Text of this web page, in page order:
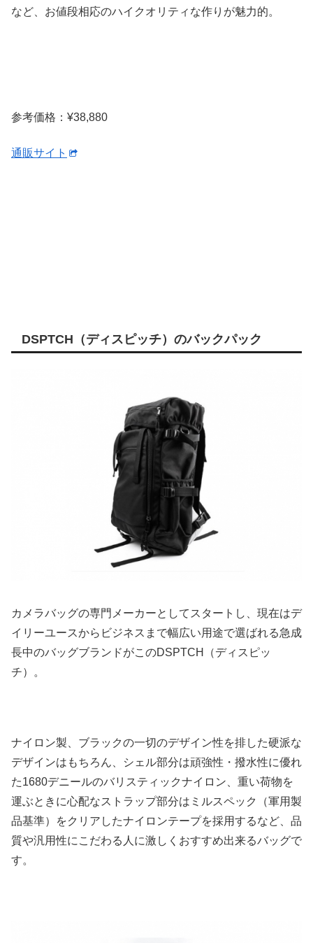
など、お値段相応のハイクオリティな作りが魅力的。
参考価格：¥38,880
通販サイト
DSPTCH（ディスピッチ）のバックパック
カメラバッグの専門メーカーとしてスタートし、現在はデ
イリーユースからビジネスまで幅広い用途で選ばれる急成
長中のバッグブランドがこのDSPTCH（ディスピッ
チ）。
ナイロン製、ブラックの一切のデザイン性を排した硬派な
デザインはもちろん、シェル部分は頑強性・撥水性に優れ
た1680デニールのバリスティックナイロン、重い荷物を
運ぶときに心配なストラップ部分はミルスペック（軍用製
品基準）をクリアしたナイロンテープを採用するなど、品
質や汎用性にこだわる人に激しくおすすめ出来るバッグで
す。